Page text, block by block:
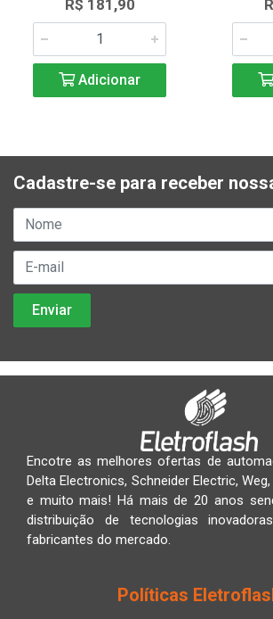
R$ 181,90
Adicionar
Cadastre-se para receber
Encotre as melhores ofertas de
Delta Electronics, Schneider Electric,
e muito mais! Há mais de 20 anos
distribuição de tecnologias
fabricantes do mercado.
Políticas